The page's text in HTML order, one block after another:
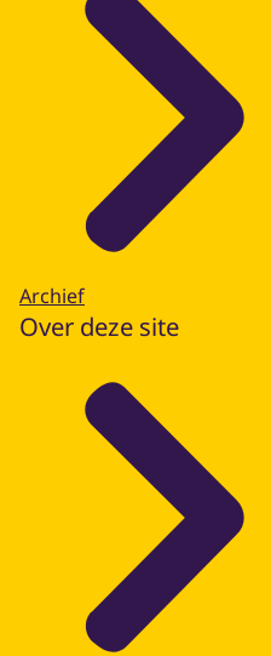
Archief
Over deze site